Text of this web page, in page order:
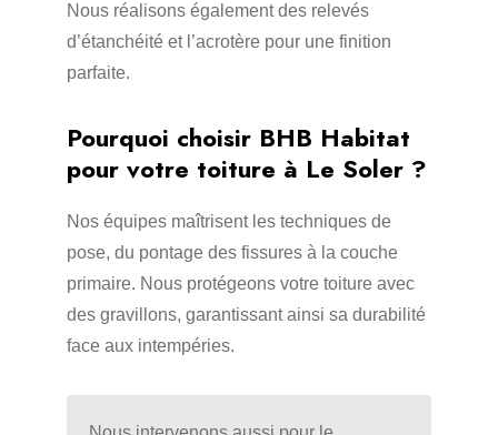
Nous réalisons également des relevés
d’étanchéité et l’acrotère pour une finition
parfaite.
Pourquoi choisir BHB Habitat
pour votre toiture à Le Soler ?
Nos équipes maîtrisent les techniques de
pose, du pontage des fissures à la couche
primaire. Nous protégeons votre toiture avec
des gravillons, garantissant ainsi sa durabilité
face aux intempéries.